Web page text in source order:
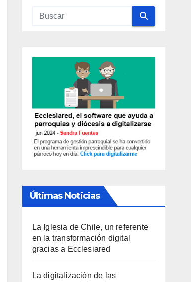
Últimas Noticias
La Iglesia de Chile, un referente
en la transformación digital
gracias a Ecclesiared
La digitalización de las